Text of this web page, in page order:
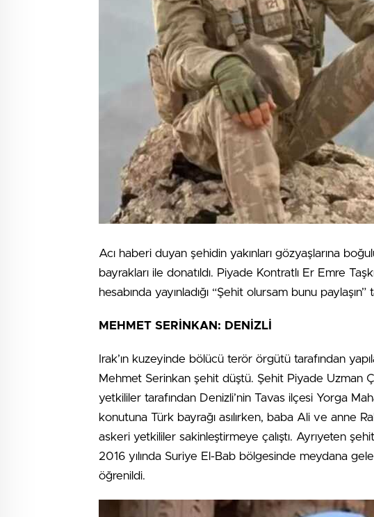
Acı haberi duyan şehidin yakınları gözyaşlarına
bayrakları ile donatıldı. Piyade Kontratlı Er Emre
hesabında yayınladığı “Şehit olursam bunu
MEHMET SERİNKAN: DENİZLİ
Irak’ın kuzeyinde bölücü terör örgütü tarafından
Mehmet Serinkan şehit düştü. Şehit Piyade Uzman
yetkililer tarafından Denizli’nin Tavas ilçesi Yorga
konutuna Türk bayrağı asılırken, baba Ali ve anne
askeri yetkililer sakinleştirmeye çalıştı. Ayrıyeten
2016 yılında Suriye El-Bab bölgesinde meydana
öğrenildi.